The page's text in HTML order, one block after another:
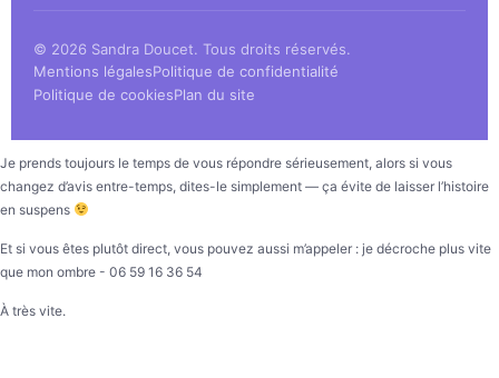
© 2026 Sandra Doucet. Tous droits réservés.
Mentions légalesPolitique de confidentialité
Politique de cookiesPlan du site
Je prends toujours le temps de vous répondre sérieusement, alors si vous
changez d’avis entre-temps, dites-le simplement — ça évite de laisser l’histoire
en suspens
Et si vous êtes plutôt direct, vous pouvez aussi m’appeler : je décroche plus vite
que mon ombre - 06 59 16 36 54
À très vite.